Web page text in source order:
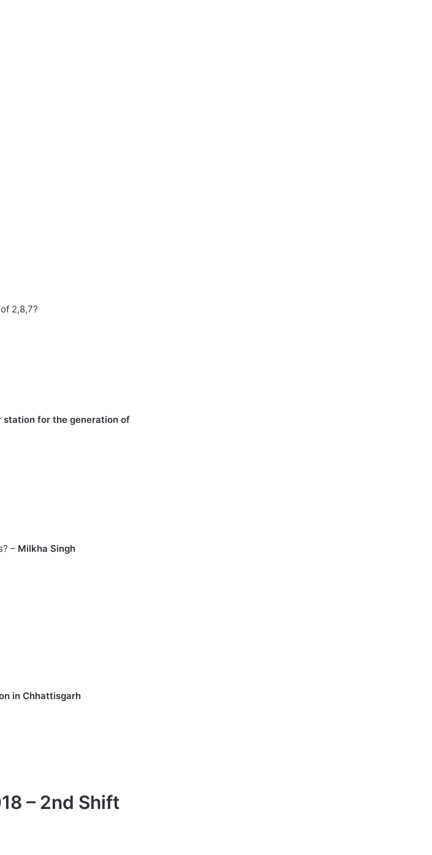
2,8,7?
station for the generation of
– Milkha Singh
in Chhattisgarh
– 2nd Shift